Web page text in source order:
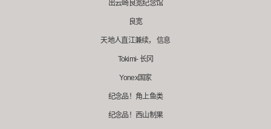
出云崎良宽纪念馆
良宽
天地人直江兼续， 信息
Tokimi- 长冈
Yonex国家
纪念品！角上鱼类
纪念品！西山制果